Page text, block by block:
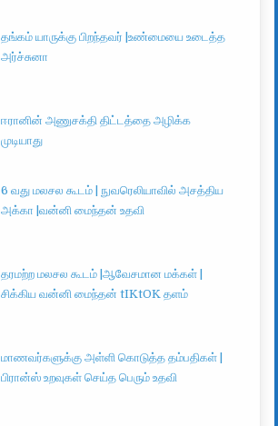
தங்கம் யாருக்கு பிறந்தவர் |உண்மையை உடைத்த
அர்ச்சுனா
ஈரானின் அணுசக்தி திட்டத்தை அழிக்க
முடியாது
6 வது மலசல கூடம் | நுவரெலியாவில் அசத்திய
அக்கா |வன்னி மைந்தன் உதவி
தரமற்ற மலசல கூடம் |ஆவேசமான மக்கள் |
சிக்கிய வன்னி மைந்தன் tIKtOK தளம்
மாணவர்களுக்கு அள்ளி கொடுத்த தம்பதிகள் |
பிரான்ஸ் உறவுகள் செய்த பெரும் உதவி